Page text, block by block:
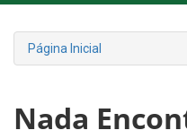
Página Inicial
Nada